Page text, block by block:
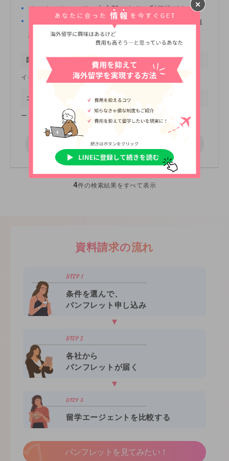
オックスフォードの中心部にあり、利便性がよい
自習室・コンピューター室・カフェテリアなどの施
設が充実
国
イギリス / オックスフォード
目的
語学留学
コース
ー
現在このプログラムは資料請求できません
4件の検索結果をすべて表示
資料請求の流れ
条件を選んで、
パンフレット申し込み
各社から
パンフレットが届く
留学エージェントを比較する
パンフレットを見てみたい！